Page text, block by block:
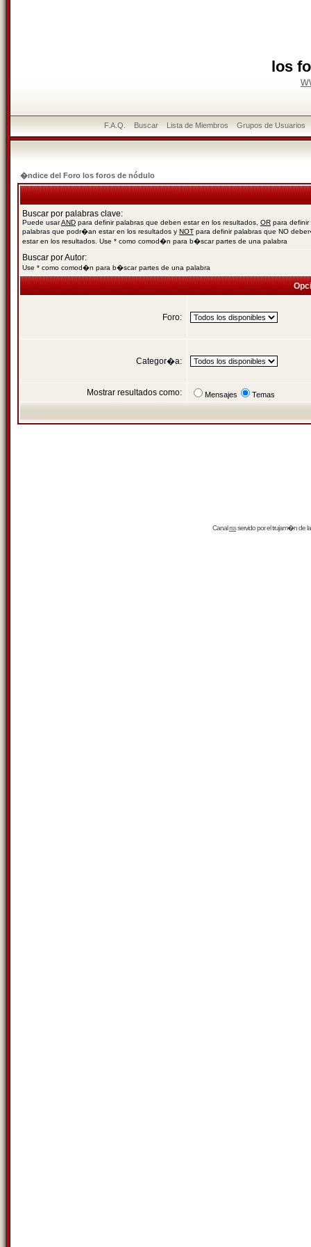
los
F.A.Q. Buscar Lista de Miembros Grupos de Usuarios
�ndice del Foro los foros de nódulo
Buscar por palabras clave:
Puede usarAND para definir palabras que deben estar en los resultados, OR para definir
palabras que podr�an estar en los resultados y NOT para definir palabras que NO
estar en los resultados. Use * como comod�n para b�scar partes de una palabra
Buscar por Autor:
Use * como comod�n para b�scar partes de una palabra
Foro:
Categor�a:
Mostrar resultados como: Mensajes Temas
Canalrssservido por eltrujam�nde